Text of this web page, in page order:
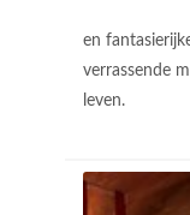
en
verrassende
leven.